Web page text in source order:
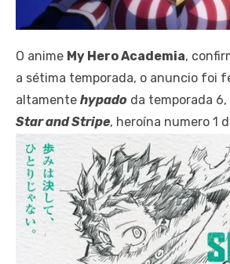
O anime My Hero Academia,
a sétima temporada, o anuncio foi
altamente hypado da temporada
Star and Stripe, heroína numero 1